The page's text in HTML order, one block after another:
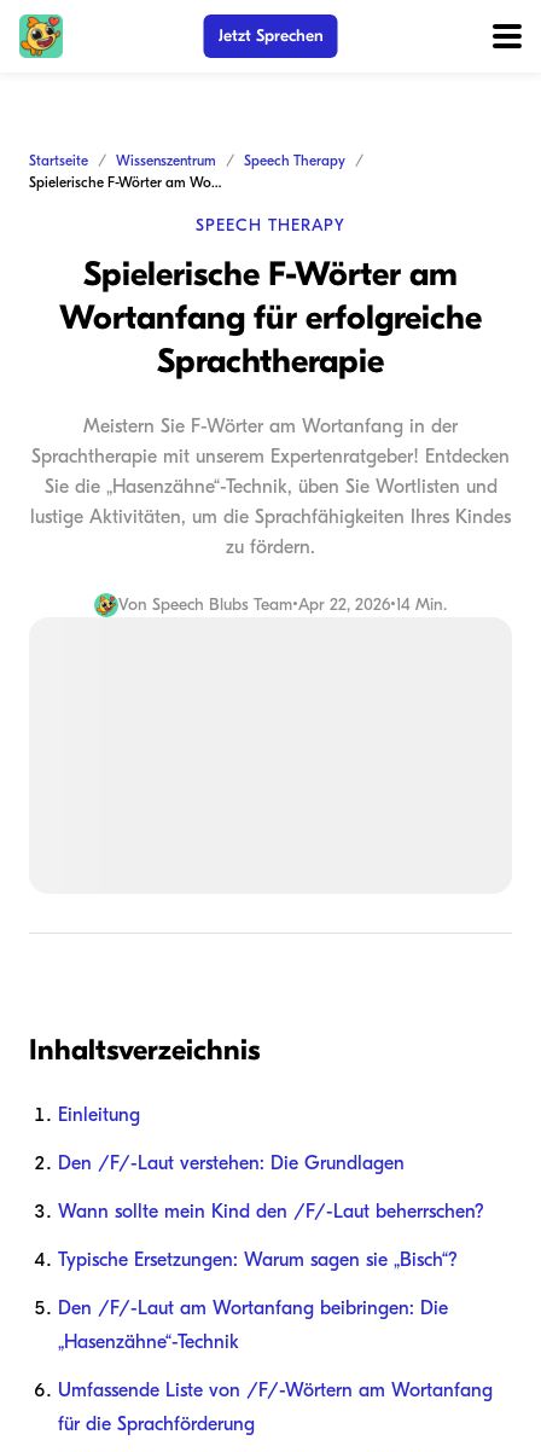
Jetzt Sprechen
Startseite Wissenszentrum
Speech Therapy
Spielerische F-Wörter am Wortanfang für erfolgreiche Sprachtherapie
SPEECH THERAPY
Spielerische F-Wörter am
Wortanfang für erfolgreiche
Sprachtherapie
Meistern Sie F-Wörter am Wortanfang in der
Sprachtherapie mit unserem Expertenratgeber! Entdecken
Sie die „Hasenzähne“-Technik, üben Sie Wortlisten und
lustige Aktivitäten, um die Sprachfähigkeiten Ihres Kindes
zu fördern.
Von Speech Blubs Team•Apr 22, 2026•14 Min.
Inhaltsverzeichnis
Einleitung
Den /F/-Laut verstehen: Die Grundlagen
Wann sollte mein Kind den /F/-Laut beherrschen?
Typische Ersetzungen: Warum sagen sie „Bisch“?
Den /F/-Laut am Wortanfang beibringen: Die
„Hasenzähne“-Technik
Umfassende Liste von /F/-Wörtern am Wortanfang
für die Sprachförderung